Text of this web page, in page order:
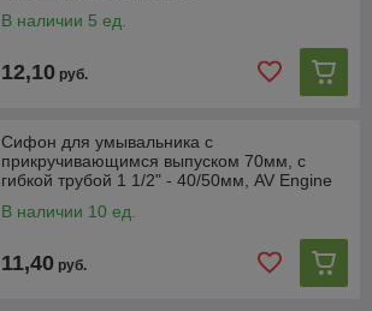
В наличии 5 ед.
12,10 руб.
Сифон для умывальника с
прикручивающимся выпуском 70мм, с
гибкой трубой 1 1/2" - 40/50мм, AV Engine
В наличии 10 ед.
11,40 руб.